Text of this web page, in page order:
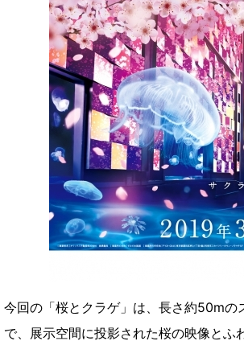
今回の「桜とクラゲ」は、長さ約50m
で、展示空間に投影された桜の映像と